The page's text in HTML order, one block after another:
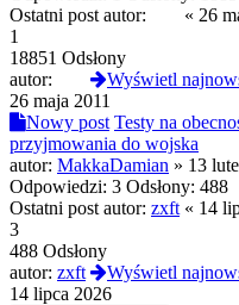
Ostatni post autor:
« 26
1
18851 Odsłony
autor:
Wyświetl
26 maja 2011
Nowy post Testy na
przyjmowania do wojska
autor: MakkaDamian » 13
Odpowiedzi: 3 Odsłony: 488
Ostatni post autor: zxft « 14
3
488 Odsłony
autor: zxft
Wyświetl
14 lipca 2026